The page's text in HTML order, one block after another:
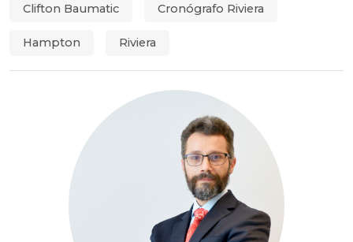
Clifton Baumatic Cronógrafo Riviera
Hampton Riviera